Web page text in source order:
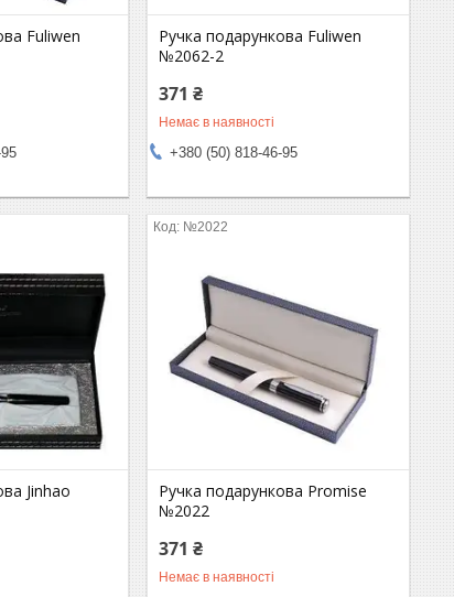
Fuliwen
Ручка подарункова Fuliwen
№2062-2
371 ₴
Немає в наявності
+380 (50) 818-46-95
Jinhao
№2022
Ручка подарункова Promise
№2022
371 ₴
Немає в наявності